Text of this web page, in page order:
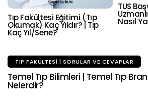
Tıp Fakültesi Eğitimi (Tıp
Okumak) Kaç Yıldır? | Tıp
Kaç Yıl/Sene?
TUS
Nasıl
TIP FAKÜLTESI | SORULAR VE CEVAPLAR
Temel Tıp Bilimleri | Temel Tıp
Nelerdir?